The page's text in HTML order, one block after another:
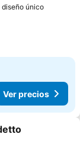
únicoVer
Ver precios